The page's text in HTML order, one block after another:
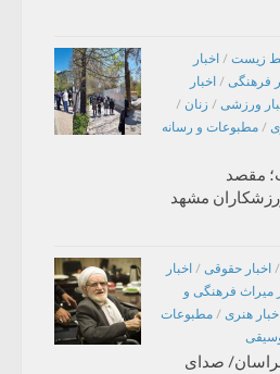
زیست / اخبار
فرهنگی / اخبار
ورزشی / زنان /
/ مطبوعات و رسانه
مقصد
مشهد
/ اخبار حقوقی / اخبار
میراث فرهنگی و
اخبار هنری / مطبوعات
صدای